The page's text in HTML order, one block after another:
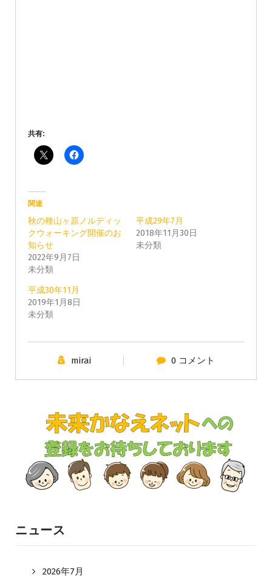
共有:
関連
秋の種山ヶ原ノルディッ
クウォーキング開催のお
知らせ
2022年9月7日
未分類
平成29年7月
2018年11月30日
未分類
平成30年11月
2019年1月8日
未分類
mirai 0 コメント
ニュース
2026年7月